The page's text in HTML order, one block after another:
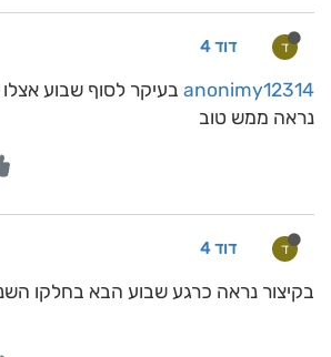
ד דוד 4
anonimy12314 בעיקר לסוף שבוע
נראה ממש טוב
ד דוד 4
בקיצור נראה כרגע שבוע הבא בחלקו